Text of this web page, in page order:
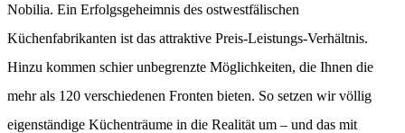
Nobilia. Ein Erfolgsgeheimnis des ostwestfälischen
Küchenfabrikanten ist das attraktive Preis-Leistungs-Verhältnis.
Hinzu kommen schier unbegrenzte Möglichkeiten, die Ihnen die
mehr als 120 verschiedenen Fronten bieten. So setzen wir völlig
eigenständige Küchenträume in die Realität um – und das mit